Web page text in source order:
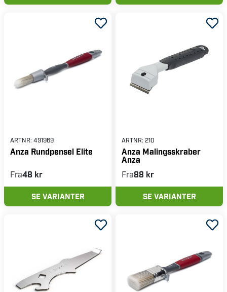
ARTNR: 491969
Anza Rundpensel Elite
Fra48 kr
SE VARIANTER
ARTNR: 210
Anza Malingsskraber
Anza
Fra88 kr
SE VARIANTER